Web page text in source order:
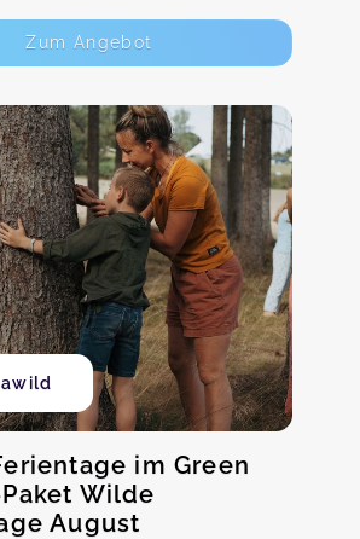
Zum Angebot
im Green
Wilde
August